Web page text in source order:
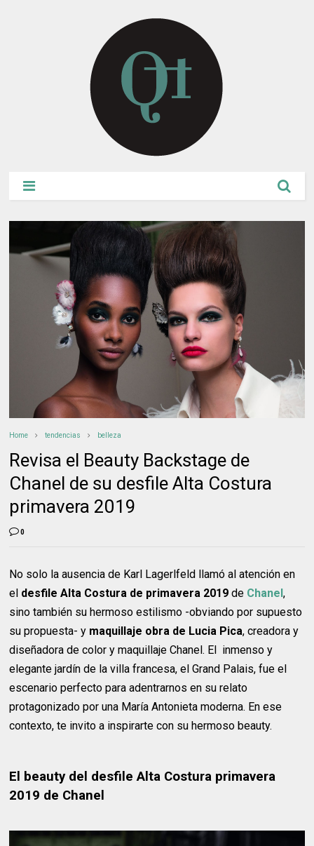
Home tendencias belleza
Revisa el Beauty Backstage de
Chanel de su desfile Alta Costura
primavera 2019
0
No solo la ausencia de Karl Lagerlfeld llamó al atención en
el desfile Alta Costura de primavera 2019de Chanel,
sino también su hermoso estilismo -obviando por supuesto
su propuesta- y maquillaje obra de Lucia Pica, creadora y
diseñadora de color y maquillaje Chanel. El inmenso y
elegante jardín de la villa francesa, el Grand Palais, fue el
escenario perfecto para adentrarnos en su relato
protagonizado por una María Antonieta moderna. En ese
contexto, te invito a inspirarte con su hermoso beauty.
El beauty del desfile Alta Costura primavera
2019 de Chanel